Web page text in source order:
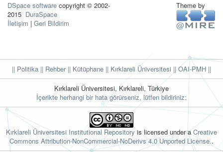
DSpace software copyright © 2002-
2015 DuraSpace
İletişim | Geri Bildirim
Theme by
|| Politika || Rehber|| Kütüphane || Kırklareli Üniversitesi ||OAI-PMH ||
Kırklareli Üniversitesi, Kırklareli, Türkiye
İçerikte herhangi bir hata görürseniz, lütfen bildiriniz:
Kırklareli Üniversitesi Institutional Repository is licensed under aCreative
Commons Attribution-NonCommercial-NoDerivs 4.0 Unported License..